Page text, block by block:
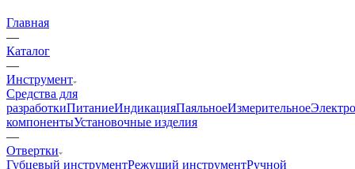
Главная
—
Каталог
—
Инструмент
Средства для
разработкиПитаниеИндикацияПаяльноеИзмерительное
компонентыУстановочные изделия
—
Отвертки
Губцевый инструментРежущий инструментРучной